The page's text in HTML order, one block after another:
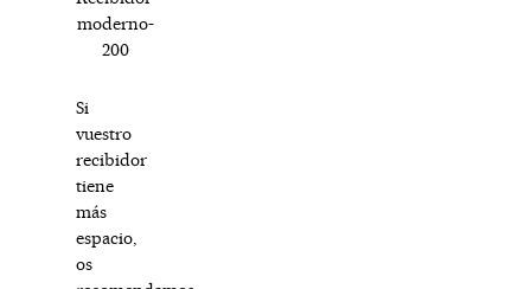
moderno-
200
Si
vuestro
recibidor
tiene
más
espacio,
os